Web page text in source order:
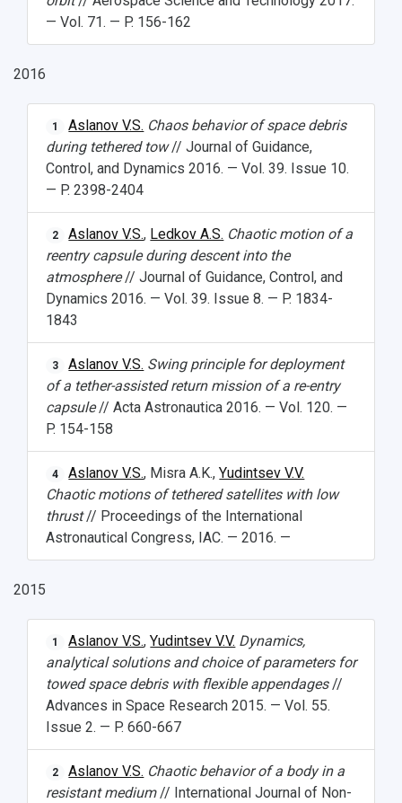
— Vol. 71. — P. 156-162
2016
1 Aslanov V.S. Chaos behavior of space debris
during tethered tow// Journal of Guidance,
Control, and Dynamics 2016. — Vol. 39. Issue 10.
— P. 2398-2404
2 Aslanov V.S., Ledkov A.S. Chaotic motion of a
reentry capsule during descent into the
atmosphere// Journal of Guidance, Control, and
Dynamics 2016. — Vol. 39. Issue 8. — P. 1834-
1843
3 Aslanov V.S. Swing principle for deployment
of a tether-assisted return mission of a re-entry
capsule// Acta Astronautica 2016. — Vol. 120. —
P. 154-158
4 Aslanov V.S., Misra A.K.,Yudintsev V.V.
Chaotic motions of tethered satellites with low
thrust// Proceedings of the International
Astronautical Congress, IAC. — 2016. —
2015
1 Aslanov V.S.,Yudintsev V.V. Dynamics,
analytical solutions and choice of parameters for
towed space debris with flexible appendages//
Advances in Space Research 2015. — Vol. 55.
Issue 2. — P. 660-667
2 Aslanov V.S. Chaotic behavior of a body in a
resistant medium// International Journal of Non-